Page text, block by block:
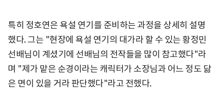
특히 정호연은 욕설 연기를 준비하는 과정을 상세히 설명
했다. 그는 "현장에 욕설 연기의 대가라 할 수 있는 황정민
선배님이 계셨기에 선배님의 전작들을 많이 참고했다"라
며 "제가 맡은 순경이라는 캐릭터가 소장님과 어느 정도 닮
은 면이 있을 거라 판단했다"라고 전했다.